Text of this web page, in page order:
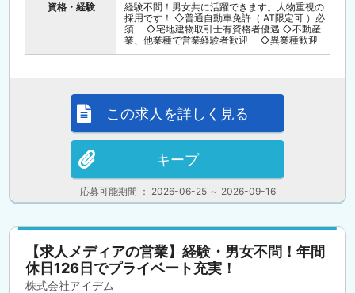
資格・経験
経験不問！男女共に活躍できます。人物重視の
採用です！ ◇普通自動車免許（ AT限定可 ）必
須 ◇宅地建物取引士有資格者優遇 ◇不動産
業、他業種で営業経験者歓迎 ◇異業種歓迎
応募可能期間 ： 2026-06-25 ～ 2026-09-16
この求人を詳しく見る
キープ
【求人メディアの営業】経験・男女不問！年間
休日126日でプライベート充実！
株式会社アイデム